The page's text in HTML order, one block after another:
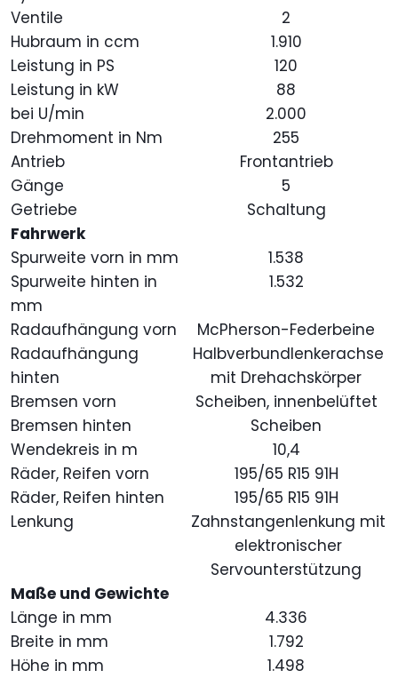
Ventile
2
Hubraum in ccm
1.910
Leistung in PS
120
Leistung in kW
88
bei U/min
2.000
Drehmoment in Nm
255
Antrieb
Frontantrieb
Gänge
5
Getriebe
Schaltung
Fahrwerk
Spurweite vorn in mm
1.538
Spurweite hinten in
mm
1.532
Radaufhängung vorn
McPherson-Federbeine
Radaufhängung
hinten
Halbverbundlenkerachse
mit Drehachskörper
Bremsen vorn
Scheiben, innenbelüftet
Bremsen hinten
Scheiben
Wendekreis in m
10,4
Räder, Reifen vorn
195/65 R15 91H
Räder, Reifen hinten
195/65 R15 91H
Lenkung
Zahnstangenlenkung mit
elektronischer
Servounterstützung
Maße und Gewichte
Länge in mm
4.336
Breite in mm
1.792
Höhe in mm
1.498